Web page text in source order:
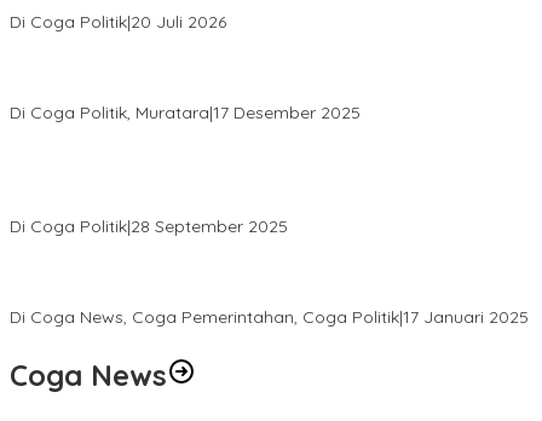
Di Coga Politik|20 Juli 2026
Di Coga Politik, Muratara|17 Desember 2025
Di Coga Politik|28 September 2025
Di Coga News, Coga Pemerintahan, Coga Politik|17 Januari 2025
Coga News